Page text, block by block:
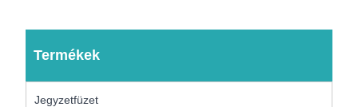
Termékek
Jegyzetfüzet